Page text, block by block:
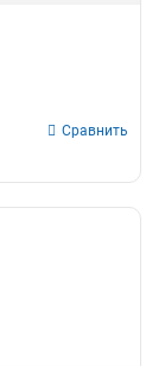
Сравнить